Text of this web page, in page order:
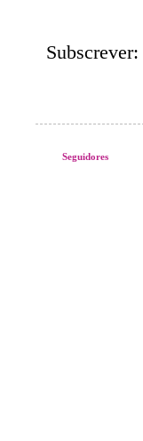
Subscrever:
Seguidores